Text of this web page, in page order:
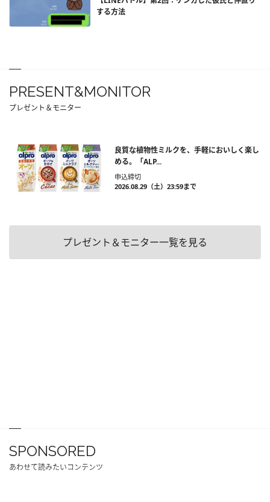
する方法
PRESENT&MONITOR
プレゼント＆モニター
良質な植物性ミルクを、手軽においしく楽し
める。「ALP...
申込締切
2026.08.29（土）23:59まで
プレゼント＆モニター一覧を見る
SPONSORED
あわせて読みたいコンテンツ